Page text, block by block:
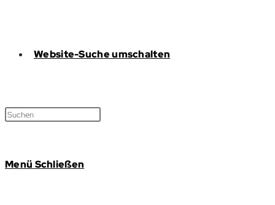
Website-Suche umschalten
Menü Schließen